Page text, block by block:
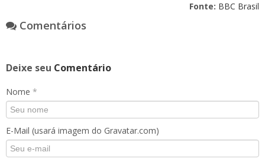
Fonte: BBC Brasil
Comentários
Deixe seu Comentário
Nome *
E-Mail (usará imagem do Gravatar.com)